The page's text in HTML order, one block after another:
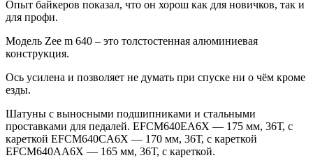
Опыт байкеров показал, что он хорош как для новичков, так и
для профи.
Модель Zee m 640 – это толстостенная алюминиевая
конструкция.
Ось усилена и позволяет не думать при спуске ни о чём кроме
езды.
Шатуны с выносными подшипниками и стальными
проставками для педалей. EFCM640EA6X — 175 мм, 36Т, с
кареткой EFCM640CA6X — 170 мм, 36Т, с кареткой
EFCM640AA6X — 165 мм, 36Т, с кареткой.